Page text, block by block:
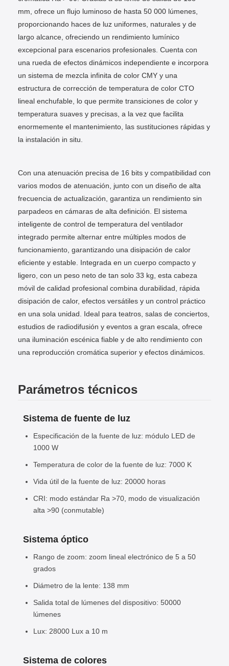
mm, ofrece un flujo luminoso de hasta 50 000 lúmenes,
proporcionando haces de luz uniformes, naturales y de
largo alcance, ofreciendo un rendimiento lumínico
excepcional para escenarios profesionales. Cuenta con
una rueda de efectos dinámicos independiente e incorpora
un sistema de mezcla infinita de color CMY y una
estructura de corrección de temperatura de color CTO
lineal enchufable, lo que permite transiciones de color y
temperatura suaves y precisas, a la vez que facilita
enormemente el mantenimiento, las sustituciones rápidas y
la instalación in situ.
Con una atenuación precisa de 16 bits y compatibilidad con
varios modos de atenuación, junto con un diseño de alta
frecuencia de actualización, garantiza un rendimiento sin
parpadeos en cámaras de alta definición. El sistema
inteligente de control de temperatura del ventilador
integrado permite alternar entre múltiples modos de
funcionamiento, garantizando una disipación de calor
eficiente y estable. Integrada en un cuerpo compacto y
ligero, con un peso neto de tan solo 33 kg, esta cabeza
móvil de calidad profesional combina durabilidad, rápida
disipación de calor, efectos versátiles y un control práctico
en una sola unidad. Ideal para teatros, salas de conciertos,
estudios de radiodifusión y eventos a gran escala, ofrece
una iluminación escénica fiable y de alto rendimiento con
una reproducción cromática superior y efectos dinámicos.
Parámetros técnicos
Sistema de fuente de luz
Especificación de la fuente de luz: módulo LED de
1000 W
Temperatura de color de la fuente de luz: 7000 K
Vida útil de la fuente de luz: 20000 horas
CRI: modo estándar Ra >70, modo de visualización
alta >90 (conmutable)
Sistema óptico
Rango de zoom: zoom lineal electrónico de 5 a 50
grados
Diámetro de la lente: 138 mm
Salida total de lúmenes del dispositivo: 50000
lúmenes
Lux: 28000 Lux a 10 m
Sistema de colores